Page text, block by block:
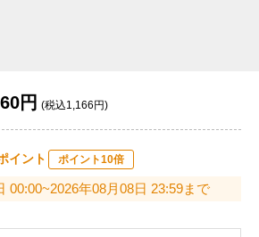
円 (税込1,166円)
イント ポイント10倍
00:00~2026年08月08日 23:59まで